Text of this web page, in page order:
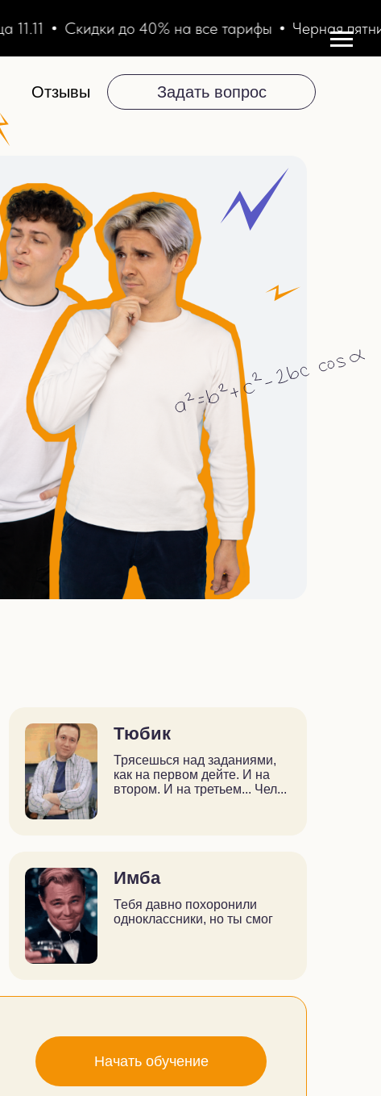
Скидки до 40% на все тарифы Черная пятница
Задать вопрос
Отзывы
Тюбик
Трясешься над заданиями,
как на первом дейте. И на
втором. И на третьем... Чел...
Имба
Тебя давно похоронили
одноклассники, но ты смог
Начать обучение